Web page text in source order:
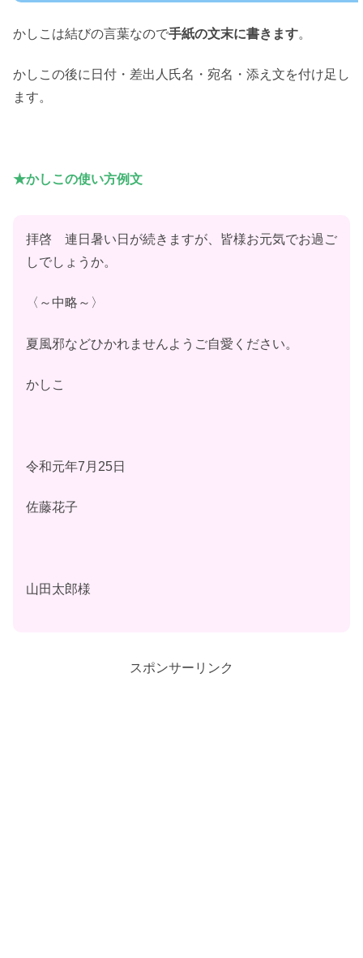
かしこは結びの言葉なので手紙の文末に書きます。
かしこの後に日付・差出人氏名・宛名・添え文を付け足し
ます。
★かしこの使い方例文
拝啓 連日暑い日が続きますが、皆様お元気でお過ご
しでしょうか。
〈～中略～〉
夏風邪などひかれませんようご自愛ください。
かしこ
令和元年7月25日
佐藤花子
山田太郎様
スポンサーリンク